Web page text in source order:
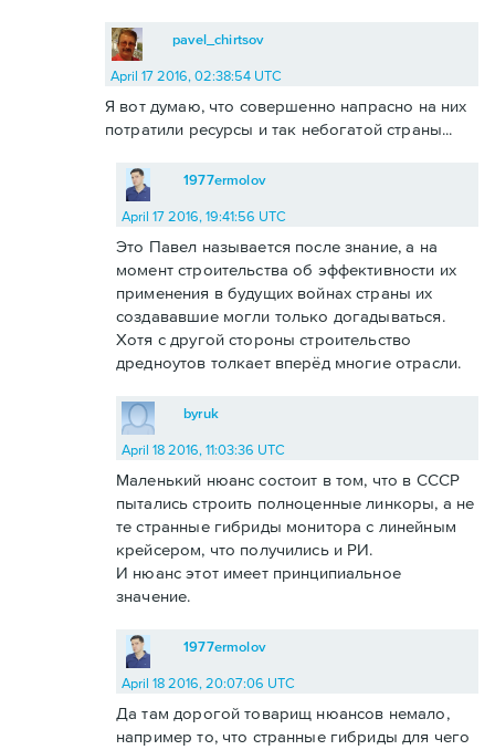
pavel_chirtsov
April 17 2016, 02:38:54 UTC
Я вот думаю, что совершенно напрасно на них
потратили ресурсы и так небогатой страны...
1977ermolov
April 17 2016, 19:41:56 UTC
Это Павел называется после знание, а на
момент строительства об эффективности их
применения в будущих войнах страны их
создававшие могли только догадываться.
Хотя с другой стороны строительство
дредноутов толкает вперёд многие отрасли.
byruk
April 18 2016, 11:03:36 UTC
Маленький нюанс состоит в том, что в СССР
пытались строить полноценные линкоры, а не
те странные гибриды монитора с линейным
крейсером, что получились и РИ.
И нюанс этот имеет принципиальное
значение.
1977ermolov
April 18 2016, 20:07:06 UTC
Да там дорогой товарищ нюансов немало,
например то, что странные гибриды для чего